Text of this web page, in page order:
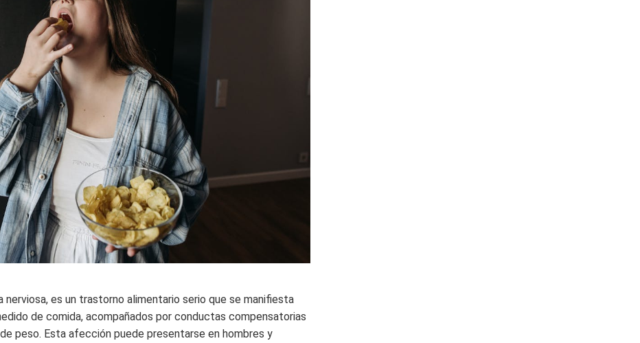
es un trastorno alimentario serio que se manifiesta
de comida, acompañados por conductas compensatorias
peso. Esta afección puede presentarse en hombres y